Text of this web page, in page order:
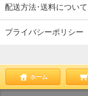
配送方法･送料について
プライバシーポリシー
ホーム